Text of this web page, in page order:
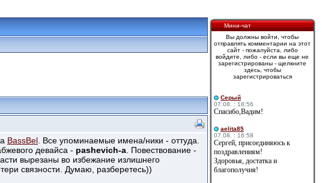
BassBel . Все упоминаемые имена/ники - оттуда.
девайса - pashevich-a . Повествование -
вырезаны во избежание излишнего
связности. Думаю, разберетесь))
Мини-чат
Вы должны войти, чтобы
отправлять комментарии на этот
сайт - пожалуйста, либо
войдите, либо - если вы еще не
зарегистрированы - щелкните
здесь, чтобы
зарегистрироваться
Cерый
07.08. : 18:56
Спасибо,Вадим!
aelita85
07.08. : 16:58
Сергей, присоединяюсь к
поздравлениям!
Здоровья, достатка и
благополучия!